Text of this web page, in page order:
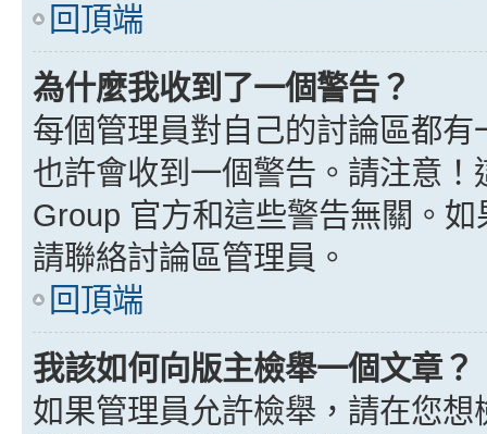
回頂端
為什麼我收到了一個警告？
每個管理員對自己的討論區都
也許會收到一個警告。請注意
Group 官方和這些警告無關。
請聯絡討論區管理員。
回頂端
我該如何向版主檢舉一個文章？
如果管理員允許檢舉，請在您